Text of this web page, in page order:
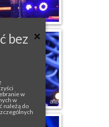
bez
w
w
należą do